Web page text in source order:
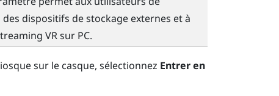
dispositifs de stockage externes et à
VR sur PC.
sur le casque, sélectionnez Entrer en